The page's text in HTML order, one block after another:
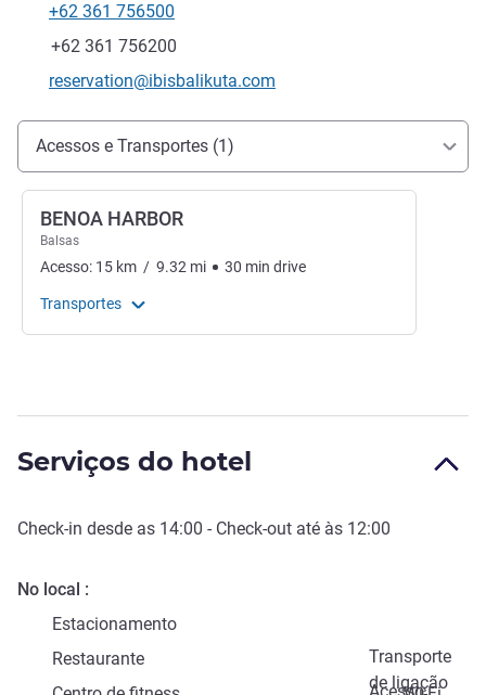
Telefone
+62 361 756500
Fax
+62 361 756200
E-mail de contacto
reservation@ibisbalikuta.com
Acesso e transporte
Acessos e Transportes (1)
BENOA HARBOR
Balsas
Acesso: 15 km / 9.32 mi 30 min drive
Transportes
Serviços do hotel
Check-in desde as 14:00 - Check-out até às 12:00
No local
Estacionamento
Transporte
de ligação
Restaurante